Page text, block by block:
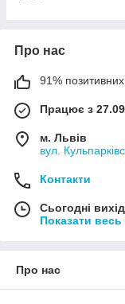
Про нас
91% позитивних
Працює з
м. Львів
вул.
Контакти
Сьогодні
Показати
Про нас